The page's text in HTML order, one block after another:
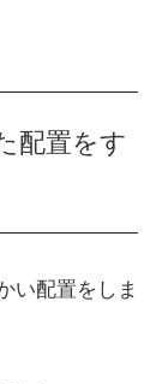
配置をす
い配置をしま